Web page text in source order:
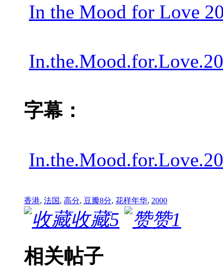
In the Mood for Love
字幕：
香港, 法国, 高分, 豆瓣8分, 花样年华, 2000
收藏5 赞1
相关帖子